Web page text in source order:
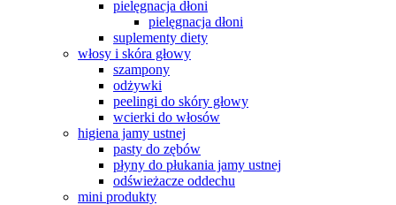
pielęgnacja dłoni
pielęgnacja dłoni
suplementy diety
włosy i skóra głowy
szampony
odżywki
peelingi do skóry głowy
wcierki do włosów
higiena jamy ustnej
pasty do zębów
płyny do płukania jamy ustnej
odświeżacze oddechu
mini produkty